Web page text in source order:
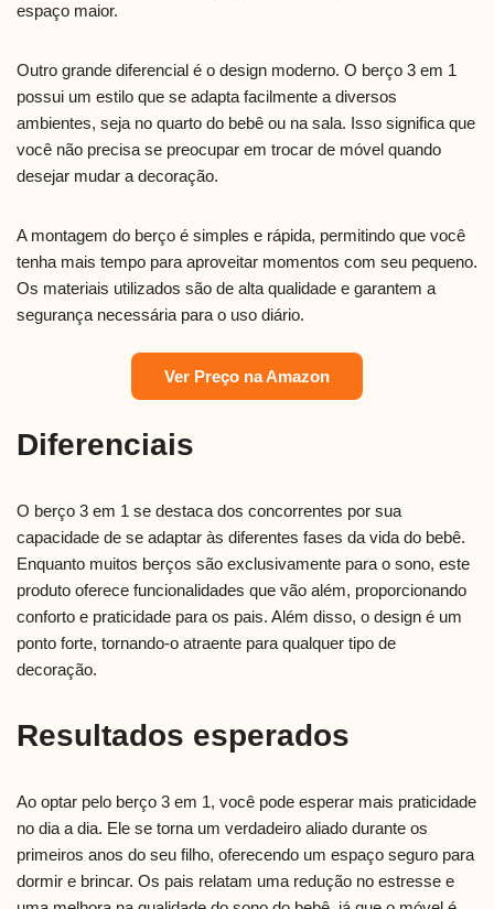
espaço maior.
Outro grande diferencial é o design moderno. O berço 3 em 1
possui um estilo que se adapta facilmente a diversos
ambientes, seja no quarto do bebê ou na sala. Isso significa que
você não precisa se preocupar em trocar de móvel quando
desejar mudar a decoração.
A montagem do berço é simples e rápida, permitindo que você
tenha mais tempo para aproveitar momentos com seu pequeno.
Os materiais utilizados são de alta qualidade e garantem a
segurança necessária para o uso diário.
Ver Preço na Amazon
Diferenciais
O berço 3 em 1 se destaca dos concorrentes por sua
capacidade de se adaptar às diferentes fases da vida do bebê.
Enquanto muitos berços são exclusivamente para o sono, este
produto oferece funcionalidades que vão além, proporcionando
conforto e praticidade para os pais. Além disso, o design é um
ponto forte, tornando-o atraente para qualquer tipo de
decoração.
Resultados esperados
Ao optar pelo berço 3 em 1, você pode esperar mais praticidade
no dia a dia. Ele se torna um verdadeiro aliado durante os
primeiros anos do seu filho, oferecendo um espaço seguro para
dormir e brincar. Os pais relatam uma redução no estresse e